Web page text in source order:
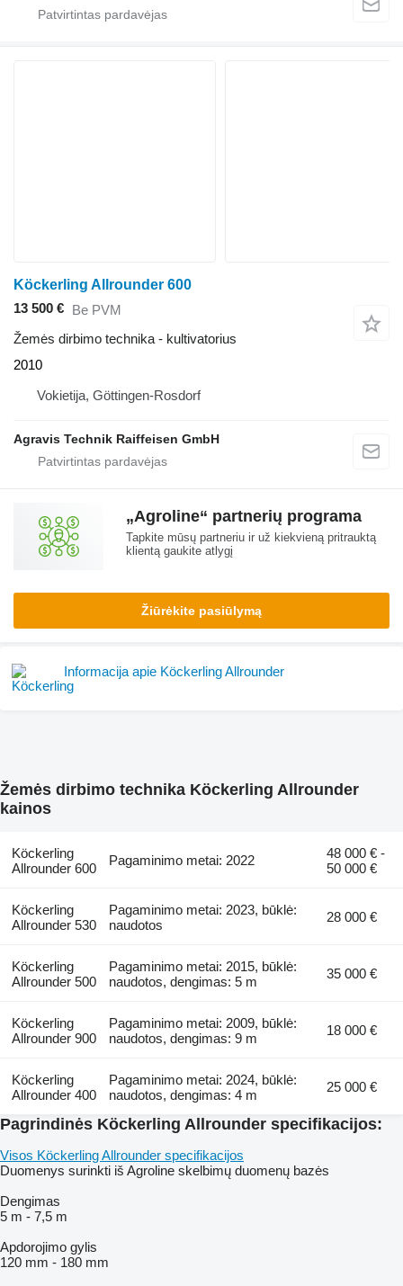
Köckerling Allrounder 600
13 500 € Be PVM
Žemės dirbimo technika - kultivatorius
2010
Vokietija, Göttingen-Rosdorf
Agravis Technik Raiffeisen GmbH
„Agroline“ partnerių programa
Tapkite mūsų partneriu ir už kiekvieną pritrauktą
klientą gaukite atlygį
Žiūrėkite pasiūlymą
Informacija apie Köckerling Allrounder
Žemės dirbimo technika Köckerling Allrounder
kainos
Köckerling
Allrounder 600
Pagaminimo metai: 2022
48 000 € -
50 000 €
Köckerling
Allrounder 530
Pagaminimo metai: 2023, būklė:
naudotos
28 000 €
Köckerling
Allrounder 500
Pagaminimo metai: 2015, būklė:
naudotos, dengimas: 5 m
35 000 €
Köckerling
Allrounder 900
Pagaminimo metai: 2009, būklė:
naudotos, dengimas: 9 m
18 000 €
Köckerling
Allrounder 400
Pagaminimo metai: 2024, būklė:
naudotos, dengimas: 4 m
25 000 €
Pagrindinės Köckerling Allrounder specifikacijos:
Visos Köckerling Allrounder specifikacijos
Duomenys surinkti iš Agroline skelbimų duomenų bazės
Dengimas
5 m - 7,5 m
Apdorojimo gylis
120 mm - 180 mm